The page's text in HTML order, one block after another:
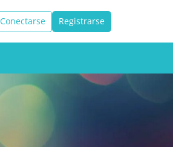
Conectarse Registrarse